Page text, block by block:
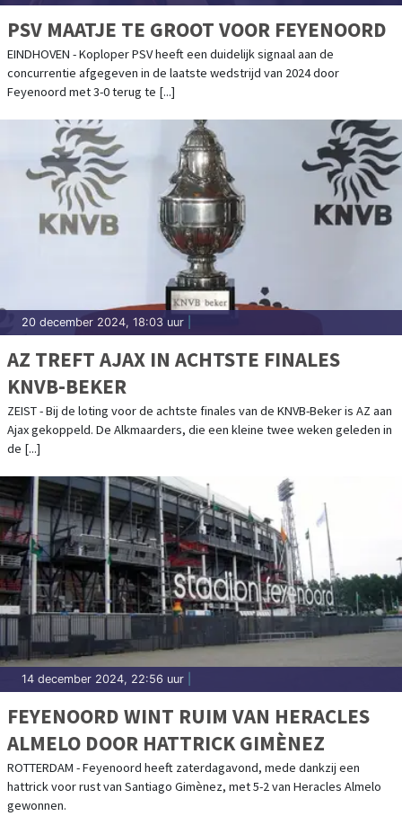
PSV MAATJE TE GROOT VOOR FEYENOORD
EINDHOVEN - Koploper PSV heeft een duidelijk signaal aan de
concurrentie afgegeven in de laatste wedstrijd van 2024 door
Feyenoord met 3-0 terug te [...]
20 december 2024, 18:03 uur
AZ TREFT AJAX IN ACHTSTE FINALES
KNVB-BEKER
ZEIST - Bij de loting voor de achtste finales van de KNVB-Beker is AZ aan
Ajax gekoppeld. De Alkmaarders, die een kleine twee weken geleden in
de [...]
14 december 2024, 22:56 uur
FEYENOORD WINT RUIM VAN HERACLES
ALMELO DOOR HATTRICK GIMÈNEZ
ROTTERDAM - Feyenoord heeft zaterdagavond, mede dankzij een
hattrick voor rust van Santiago Gimènez, met 5-2 van Heracles Almelo
gewonnen.